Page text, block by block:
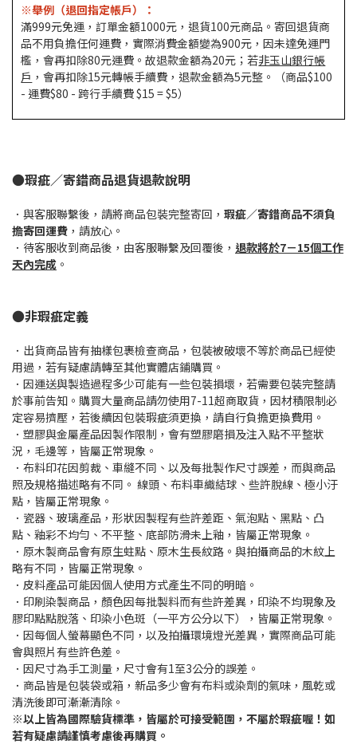
※舉例（退回指定帳戶）：
滿999元免運，訂單金額1000元，退貨100元商品。寄回退貨商
品不用負擔任何運費，實際消費金額變為900元，因未達免運門
檻，會再扣除80元運費。故退款金額為20元；若非玉山銀行帳
戶 ，會再扣除15元轉帳手續費，退款金額為5元整。（商品$100
- 運費$80 - 跨行手續費 $15 = $5）
●瑕疵／寄錯商品退貨退款說明
．與客服聯繫後，請將商品包裝完整寄回， 瑕疵／寄錯商品不須負
擔寄回運費 ，請放心。
．待客服收到商品後，由客服聯繫及回覆後， 退款將於7－15個工作
天內完成 。
●非瑕疵定義
．出貨商品皆有抽樣包裹檢查商品，包裝被破壞不等於商品已經使
用過，若有疑慮請轉至其他實體店鋪購買。
．因運送與製造過程多少可能有一些包裝損壞，若需要包裝完整請
於事前告知。購買大量商品請勿使用7-11超商取貨，因材積限制必
定容易擠壓，若後續因包裝瑕疵須更換，請自行負擔更換費用。
．塑膠與金屬產品因製作限制，會有塑膠磨損及注入點不平整狀
況，毛邊等，皆屬正常現象。
．布料印花因剪裁、車縫不同、以及每批製作尺寸誤差，而與商品
照及規格描述略有不同。 線頭、布料車織結球、些許脫線、極小汙
點，皆屬正常現象。
．瓷器、玻璃產品，形狀因製程有些許差距、氣泡點、黑點、凸
點、釉彩不均勻、不平整、底部防滑未上釉，皆屬正常現象。
．原木製商品會有原生蛀點、原木生長紋路。與拍攝商品的木紋上
略有不同，皆屬正常現象。
．皮料產品可能因個人使用方式產生不同的明暗。
．印刷染製商品，顏色因每批製料而有些許差異，印染不均現象及
膠印點點脫落、印染小色斑（一平方公分以下），皆屬正常現象。
．因每個人螢幕顯色不同，以及拍攝環境燈光差異，實際商品可能
會與照片有些許色差。
．因尺寸為手工測量，尺寸會有1至3公分的誤差。
．商品皆是包裝袋或箱，新品多少會有布料或染劑的氣味，風乾或
清洗後即可漸漸清除。
※以上皆為國際驗貨標準，皆屬於可接受範圍，不屬於瑕疵喔！如
若有疑慮請謹慎考慮後再購買。